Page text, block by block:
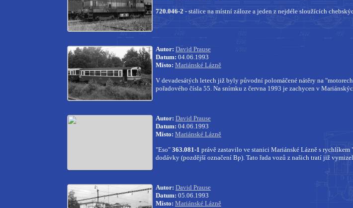
720.046-2 - stálice na místní záloze a jeden z nejdéle sloužících
Autor: David Prause
Datum: 04.06.1993
Místo: Mariánské Lázně
V devadesátých letech již byly původní polomáčené nátěry na
pořadového čísla 55. Na snímku z června 1993 je zachycen v
Autor: David Prause
Datum: 04.06.1993
Místo: Mariánské Lázně
"Eso" 363.081-1 právě zastavilo ve stanici Mariánské Lázně s
dodávky (pozdější označení Bp). Tato řada vozů z našich tratí již
Autor: David Prause
Datum: 05.06.1993
Místo: Mariánské Lázně